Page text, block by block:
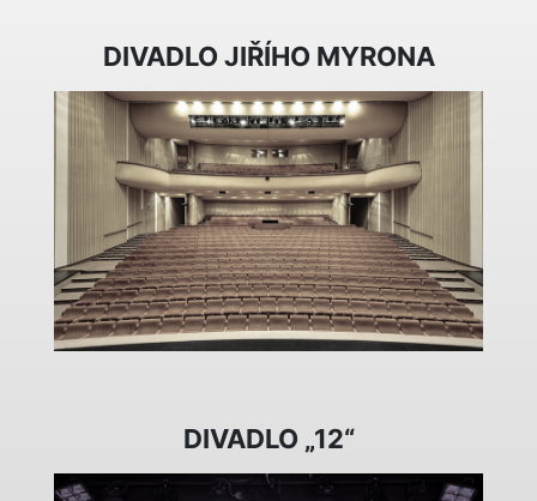
DIVADLO JIŘÍHO MYRONA
DIVADLO „12“